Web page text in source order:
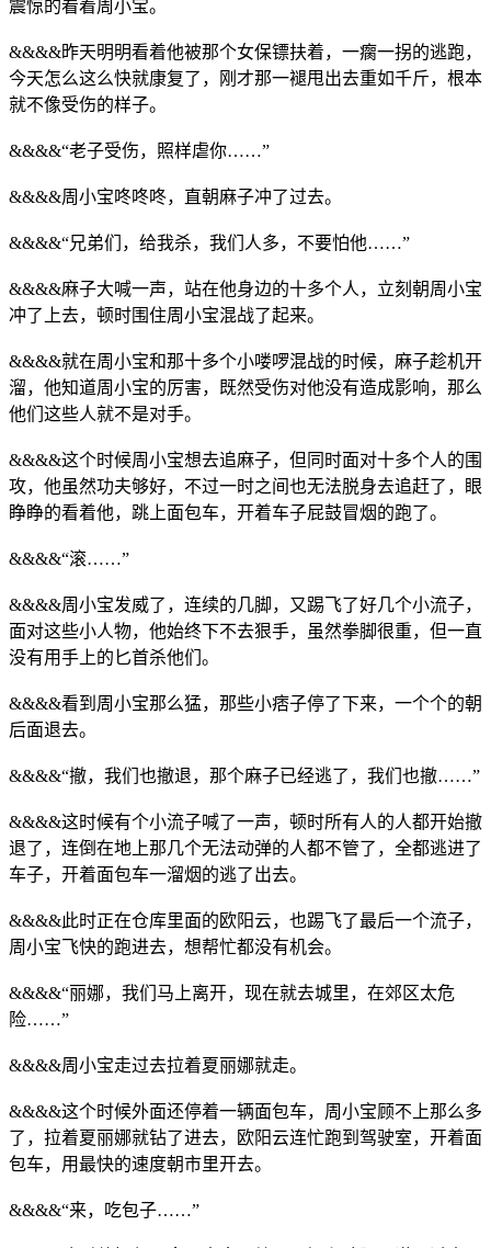
震惊的看着周小宝。
&&&&昨天明明看着他被那个女保镖扶着，一瘸一拐的逃跑，
今天怎么这么快就康复了，刚才那一褪甩出去重如千斤，根本
就不像受伤的样子。
&&&&“老子受伤，照样虐你……”
&&&&周小宝咚咚咚，直朝麻子冲了过去。
&&&&“兄弟们，给我杀，我们人多，不要怕他……”
&&&&麻子大喊一声，站在他身边的十多个人，立刻朝周小宝
冲了上去，顿时围住周小宝混战了起来。
&&&&就在周小宝和那十多个小喽啰混战的时候，麻子趁机开
溜，他知道周小宝的厉害，既然受伤对他没有造成影响，那么
他们这些人就不是对手。
&&&&这个时候周小宝想去追麻子，但同时面对十多个人的围
攻，他虽然功夫够好，不过一时之间也无法脱身去追赶了，眼
睁睁的看着他，跳上面包车，开着车子屁鼓冒烟的跑了。
&&&&“滚……”
&&&&周小宝发威了，连续的几脚，又踢飞了好几个小流子，
面对这些小人物，他始终下不去狠手，虽然拳脚很重，但一直
没有用手上的匕首杀他们。
&&&&看到周小宝那么猛，那些小痞子停了下来，一个个的朝
后面退去。
&&&&“撤，我们也撤退，那个麻子已经逃了，我们也撤……”
&&&&这时候有个小流子喊了一声，顿时所有人的人都开始撤
退了，连倒在地上那几个无法动弹的人都不管了，全都逃进了
车子，开着面包车一溜烟的逃了出去。
&&&&此时正在仓库里面的欧阳云，也踢飞了最后一个流子，
周小宝飞快的跑进去，想帮忙都没有机会。
&&&&“丽娜，我们马上离开，现在就去城里，在郊区太危
险……”
&&&&周小宝走过去拉着夏丽娜就走。
&&&&这个时候外面还停着一辆面包车，周小宝顾不上那么多
了，拉着夏丽娜就钻了进去，欧阳云连忙跑到驾驶室，开着面
包车，用最快的速度朝市里开去。
&&&&“来，吃包子……”